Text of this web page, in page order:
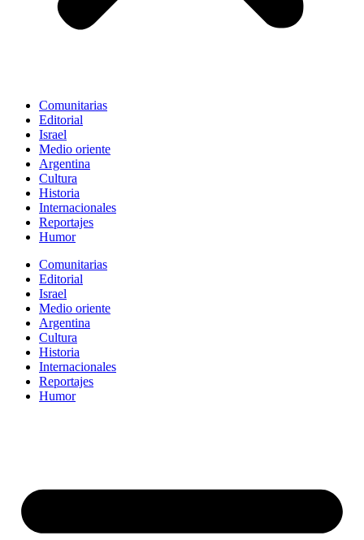
Comunitarias
Editorial
Israel
Medio oriente
Argentina
Cultura
Historia
Internacionales
Reportajes
Humor
Comunitarias
Editorial
Israel
Medio oriente
Argentina
Cultura
Historia
Internacionales
Reportajes
Humor